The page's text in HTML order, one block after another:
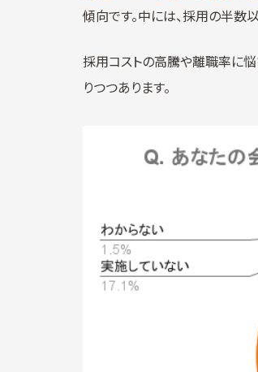
傾向です。中には、採用の半数
採用コストの高騰や離職率に
りつつあります。